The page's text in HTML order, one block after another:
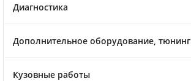
Диагностика
Дополнительное оборудование, тюнинг
Кузовные работы